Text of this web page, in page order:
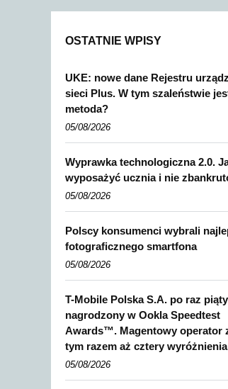
OSTATNIE WPISY
UKE: nowe dane Rejestru
sieci Plus. W tym szaleństwie
metoda?
05/08/2026
Wyprawka technologiczna 2.0.
wyposażyć ucznia i nie
05/08/2026
Polscy konsumenci wybrali
fotograficznego smartfona
05/08/2026
T-Mobile Polska S.A. po raz piąty
nagrodzony w Ookla Speedtest
Awards™. Magentowy operator
tym razem aż cztery wyróżnienia
05/08/2026